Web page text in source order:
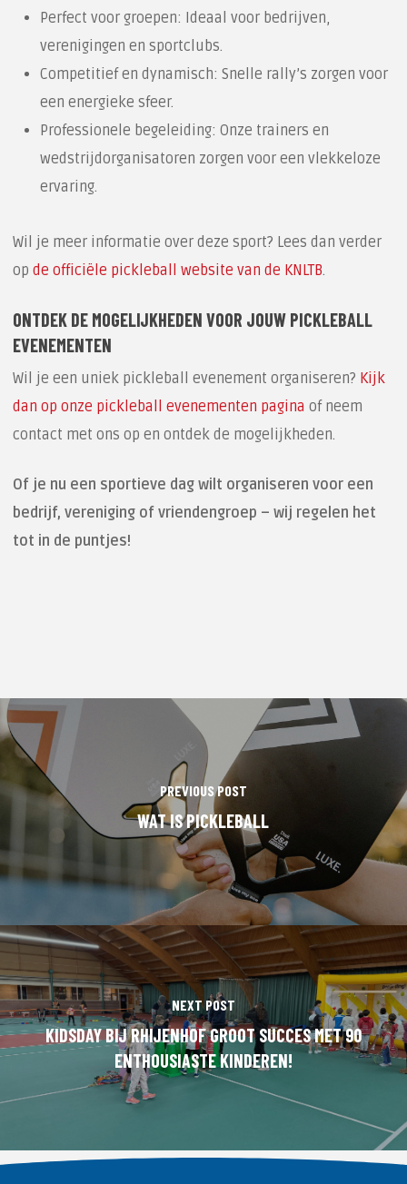
Perfect voor groepen: Ideaal voor bedrijven,
verenigingen en sportclubs.
Competitief en dynamisch: Snelle rally’s zorgen voor
een energieke sfeer.
Professionele begeleiding: Onze trainers en
wedstrijdorganisatoren zorgen voor een vlekkeloze
ervaring.
Wil je meer informatie over deze sport? Lees dan verder
op de officiële pickleball website van de KNLTB.
ONTDEK DE MOGELIJKHEDEN VOOR JOUW PICKLEBALL
EVENEMENTEN
Wil je een uniek pickleball evenement organiseren? Kijk
dan op onze pickleball evenementen pagina of neem
contact met ons op en ontdek de mogelijkheden.
Of je nu een sportieve dag wilt organiseren voor een
bedrijf, vereniging of vriendengroep – wij regelen het
tot in de puntjes!
PREVIOUS POST
WAT IS PICKLEBALL
NEXT POST
KIDSDAY BIJ RHIJENHOF GROOT SUCCES MET 90
ENTHOUSIASTE KINDEREN!